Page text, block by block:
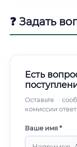
❓ Задать
Есть
Оставьте
комиссии
Ваше имя *